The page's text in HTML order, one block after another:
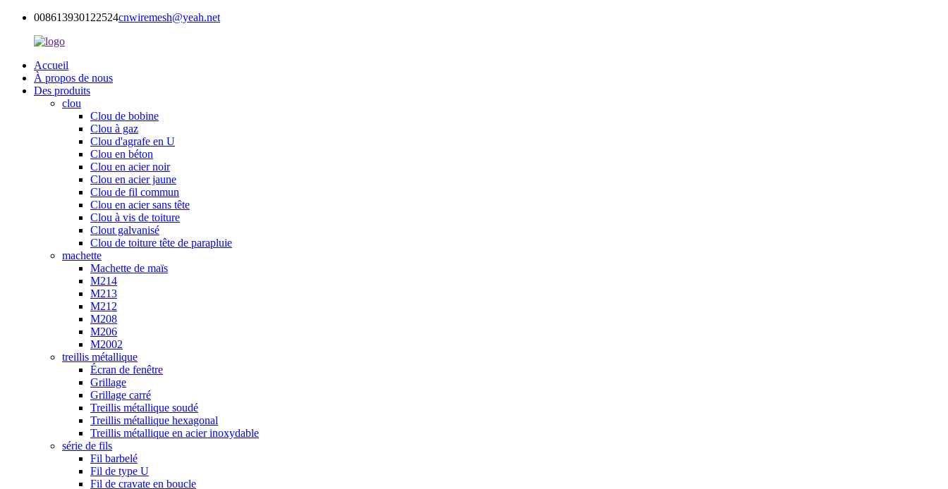
008613930122524cnwiremesh@yeah.net
Accueil
À propos de nous
Des produits
clou
Clou de bobine
Clou à gaz
Clou d'agrafe en U
Clou en béton
Clou en acier noir
Clou en acier jaune
Clou de fil commun
Clou en acier sans tête
Clou à vis de toiture
Clout galvanisé
Clou de toiture tête de parapluie
machette
Machette de maïs
M214
M213
M212
M208
M206
M2002
treillis métallique
Écran de fenêtre
Grillage
Grillage carré
Treillis métallique soudé
Treillis métallique hexagonal
Treillis métallique en acier inoxydable
série de fils
Fil barbelé
Fil de type U
Fil de cravate en boucle